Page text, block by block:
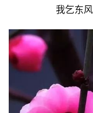
我乞东